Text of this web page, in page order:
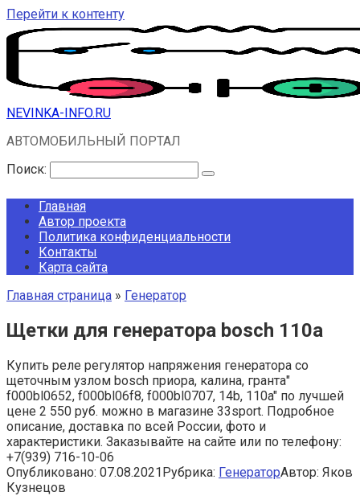
Перейти к контенту
NEVINKA-INFO.RU
АВТОМОБИЛЬНЫЙ ПОРТАЛ
Поиск:
Главная
Автор проекта
Политика конфиденциальности
Контакты
Карта сайта
Главная страница » Генератор
Щетки для генератора bosch 110a
Купить реле регулятор напряжения генератора со
щеточным узлом bosch приора, калина, гранта"
f000bl0652, f000bl06f8, f000bl0707, 14b, 110a" по лучшей
цене 2 550 руб. можно в магазине 33sport. Подробное
описание, доставка по всей России, фото и
характеристики. Заказывайте на сайте или по телефону:
+7(939) 716-10-06
Опубликовано: 07.08.2021Рубрика: ГенераторАвтор: Яков
Кузнецов